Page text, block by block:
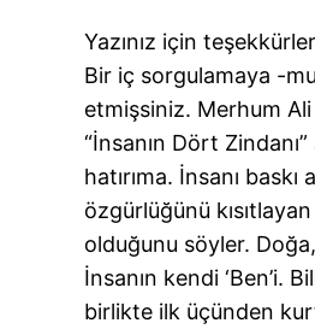
Yazınız için
Bir iç sorgulamaya -
etmişsiniz. Merhum Ali
“İnsanın Dört
hatırıma. İnsanı baskı
özgürlüğünü
olduğunu söyler.
İnsanın kendi ‘Ben’i.
birlikte ilk üçünden